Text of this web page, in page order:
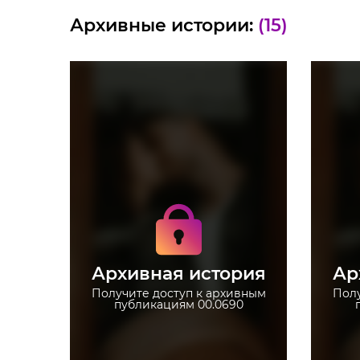
Архивные истории: (15)
Архивная история
Получите доступ к архивным
публикациям 00.0690
архивным историям
00.0690
Не отвлекайтесь на
рекламу
Загружайте истории без
ограничений